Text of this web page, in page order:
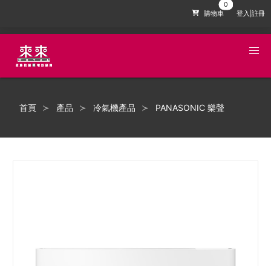
購物車 登入|註冊
首頁 產品 冷氣機產品 PANASONIC 樂聲